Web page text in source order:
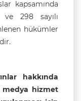
kapsamında
298 sayılı
hükümler
hakkında
hizmet